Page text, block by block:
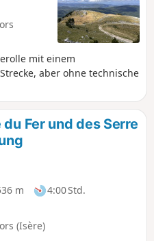
mit einem
aber ohne technische
Fer und des Serre
m
4:00 Std.
(Isère)